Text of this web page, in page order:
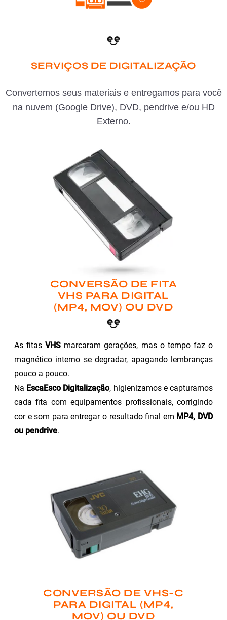
SERVIÇOS DE DIGITALIZAÇÃO
Convertemos seus materiais e entregamos para você
na nuvem (Google Drive), DVD, pendrive e/ou HD
Externo.
CONVERSÃO DE FITA
VHS PARA DIGITAL
(MP4, MOV) OU DVD
As fitasVHS marcaram gerações, mas o tempo faz o
magnético interno se degradar, apagando lembranças
pouco a pouco.
Na EscaEsco Digitalização, higienizamos e capturamos
cada fita com equipamentos profissionais, corrigindo
cor e som para entregar o resultado final em MP4, DVD
ou pendrive.
CONVERSÃO DE VHS-C
PARA DIGITAL (MP4,
MOV) OU DVD